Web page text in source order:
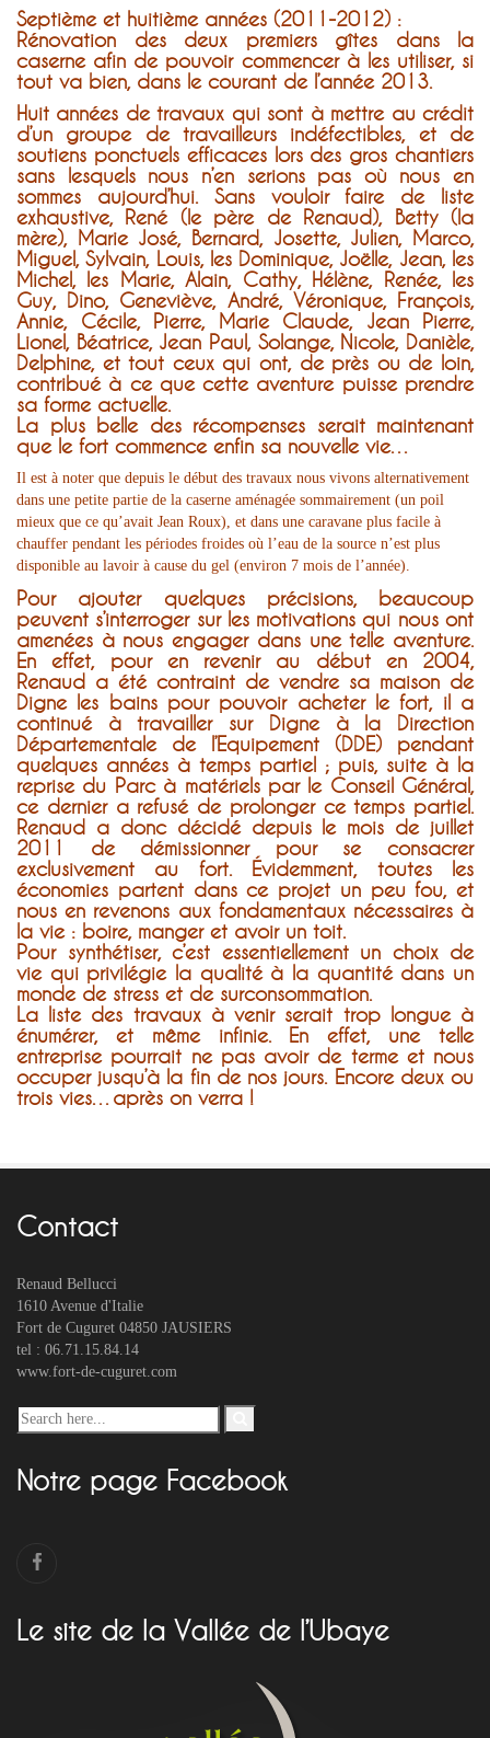
Septième et huitième années (2011-2012) :
Rénovation des deux premiers gîtes dans la
caserne afin de pouvoir commencer à les utiliser, si
tout va bien, dans le courant de l’année 2013.
Huit années de travaux qui sont à mettre au crédit
d’un groupe de travailleurs indéfectibles, et de
soutiens ponctuels efficaces lors des gros chantiers
sans lesquels nous n’en serions pas où nous en
sommes aujourd’hui. Sans vouloir faire de liste
exhaustive, René (le père de Renaud), Betty (la
mère), Marie José, Bernard, Josette, Julien, Marco,
Miguel, Sylvain, Louis, les Dominique, Joëlle, Jean, les
Michel, les Marie, Alain, Cathy, Hélène, Renée, les
Guy, Dino, Geneviève, André, Véronique, François,
Annie, Cécile, Pierre, Marie Claude, Jean Pierre,
Lionel, Béatrice, Jean Paul, Solange, Nicole, Danièle,
Delphine, et tout ceux qui ont, de près ou de loin,
contribué à ce que cette aventure puisse prendre
sa forme actuelle.
La plus belle des récompenses serait maintenant
que le fort commence enfin sa nouvelle vie…
Il est à noter que depuis le début des travaux nous vivons alternativement
dans une petite partie de la caserne aménagée sommairement (un poil
mieux que ce qu’avait Jean Roux), et dans une caravane plus facile à
chauffer pendant les périodes froides où l’eau de la source n’est plus
disponible au lavoir à cause du gel (environ 7 mois de l’année).
Pour ajouter quelques précisions, beaucoup
peuvent s’interroger sur les motivations qui nous ont
amenées à nous engager dans une telle aventure.
En effet, pour en revenir au début en 2004,
Renaud a été contraint de vendre sa maison de
Digne les bains pour pouvoir acheter le fort, il a
continué à travailler sur Digne à la Direction
Départementale de l’Equipement (DDE) pendant
quelques années à temps partiel ; puis, suite à la
reprise du Parc à matériels par le Conseil Général,
ce dernier a refusé de prolonger ce temps partiel.
Renaud a donc décidé depuis le mois de juillet
2011 de démissionner pour se consacrer
exclusivement au fort. Évidemment, toutes les
économies partent dans ce projet un peu fou, et
nous en revenons aux fondamentaux nécessaires à
la vie : boire, manger et avoir un toit.
Pour synthétiser, c’est essentiellement un choix de
vie qui privilégie la qualité à la quantité dans un
monde de stress et de surconsommation.
La liste des travaux à venir serait trop longue à
énumérer, et même infinie. En effet, une telle
entreprise pourrait ne pas avoir de terme et nous
occuper jusqu’à la fin de nos jours. Encore deux ou
trois vies…après on verra !
Contact
Renaud Bellucci
1610 Avenue d'Italie
Fort de Cuguret 04850 JAUSIERS
tel : 06.71.15.84.14
www.fort-de-cuguret.com
Notre page Facebook
Le site de la Vallée de l’Ubaye